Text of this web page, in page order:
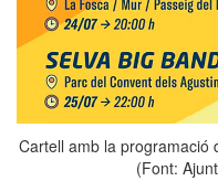
Cartell amb la programació
(Font: